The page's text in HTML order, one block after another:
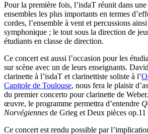
Pour la première fois, l’isdaT réunit dans
ensembles les plus importants en termes
cordes, l’ensemble à vent et percussions
symphonique ; le tout sous la direction de
étudiants en classe de direction.
Ce concert est aussi l’occasion pour les
sur scène avec un de leurs enseignants.
clarinette à l’isdaT et clarinettiste soliste à l’
Capitole de Toulouse, nous fera le plaisir
du premier concerto pour clarinette de
œuvre, le programme permettra d’entendre
Norvégiennes de Grieg et Deux pièces
Ce concert est rendu possible par